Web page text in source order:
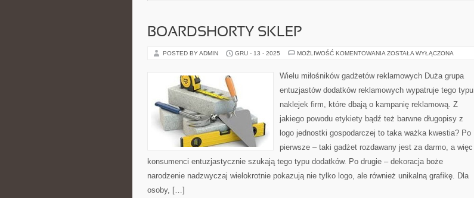
BOARDSHORTY SKLEP
POSTED BY ADMIN GRU - 13 - 2025 MOŻLIWOŚĆ KOMENTOWANIA BOARDSHORTY
ZOSTAŁA WYŁĄCZONA
Wielu miłośników gadżetów reklamowych Duża grupa
entuzjastów dodatków reklamowych wypatruje tego typu
naklejek firm, które dbają o kampanię reklamową. Z
jakiego powodu etykiety bądź też barwne długopisy z
logo jednostki gospodarczej to taka ważka kwestia? Po
pierwsze – taki gadżet rozdawany jest za darmo, a więc
konsumenci entuzjastycznie szukają tego typu dodatków. Po drugie – dekoracja boże
narodzenie nadzwyczaj wielokrotnie pokazują nie tylko logo, ale również unikalną grafikę. Dla
osoby, […]